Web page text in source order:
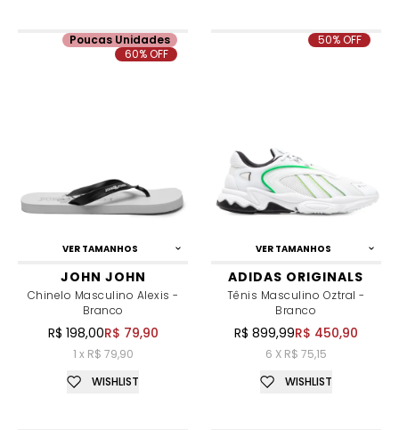
VER TAMANHOS
JOHN JOHN
Chinelo Masculino Alexis -
Branco
R$ 198,00R$ 79,90
1 x R$ 79,90
Poucas Unidades
60% OFF
WISHLIST
VER TAMANHOS
ADIDAS ORIGINALS
Tênis Masculino Oztral -
Branco
R$ 899,99R$ 450,90
6 X R$ 75,15
50% OFF
WISHLIST